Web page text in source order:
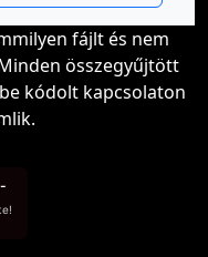
fájlt és nem
összegyűjtött
kódolt kapcsolaton
-